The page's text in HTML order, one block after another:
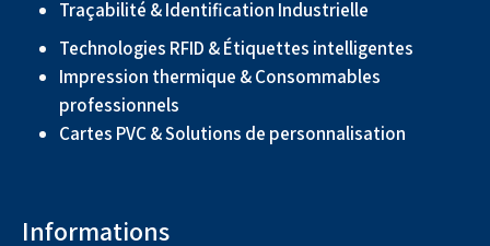
Traçabilité & Identification Industrielle
Technologies RFID & Étiquettes intelligentes
Impression thermique & Consommables
professionnels
Cartes PVC & Solutions de personnalisation
Informations